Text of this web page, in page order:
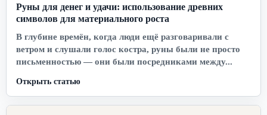
Руны для денег и удачи: использование древних
символов для материального роста
В глубине времён, когда люди ещё разговаривали с
ветром и слушали голос костра, руны были не просто
письменностью — они были посредниками между...
Открыть статью